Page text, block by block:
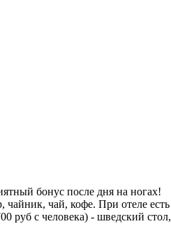
бонус после дня на ногах!
чайник, чай, кофе. При отеле есть
руб с человека) - шведский стол,